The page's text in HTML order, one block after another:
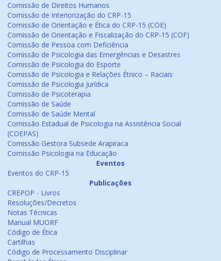
Comissão de Direitos Humanos
Comissão de Interiorização do CRP-15
Comissão de Orientação e Ética do CRP-15 (COE)
Comissão de Orientação e Fiscalização do CRP-15 (COF)
Comissão de Pessoa com Deficiência
Comissão de Psicologia das Emergências e Desastres
Comissão de Psicologia do Esporte
Comissão de Psicologia e Relações Étnico – Raciais
Comissão de Psicologia Jurídica
Comissão de Psicoterapia
Comissão de Saúde
Comissão de Saúde Mental
Comissão Estadual de Psicologia na Assistência Social
(COEPAS)
Comissão Gestora Subsede Arapiraca
Comissão Psicologia na Educação
Eventos
Eventos do CRP-15
Publicações
CREPOP - Livros
Resoluções/Decretos
Notas Técnicas
Manual MUORF
Código de Ética
Cartilhas
Código de Processamento Disciplinar